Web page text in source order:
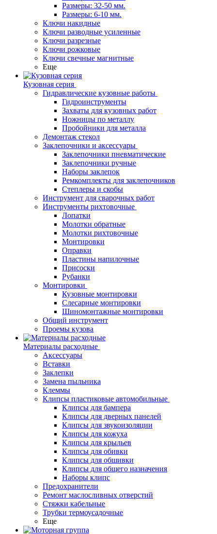
Размеры: 32-50 мм.
Размеры: 6-10 мм.
Ключи накидные
Ключи разводные усиленные
Ключи разрезные
Ключи рожковые
Ключи свечные магнитные
Еще
Кузовная серия
Гидравлические кузовные работы
Гидроинструменты
Захваты для кузовных работ
Ножницы по металлу
Пробойники для металла
Демонтаж стекол
Заклепочники и аксессуары
Заклепочники пневматические
Заклепочники ручные
Наборы заклепок
Ремкомплекты для заклепочников
Степлеры и скобы
Инструмент для сварочных работ
Инструменты рихтовочные
Лопатки
Молотки обратные
Молотки рихтовочные
Монтировки
Оправки
Пластины напилочные
Присоски
Рубанки
Монтировки
Кузовные монтировки
Слесарные монтировки
Шиномонтажные монтировки
Общий инструмент
Проемы кузова
Материалы расходные
Аксессуары
Вставки
Заклепки
Замена пыльника
Клеммы
Клипсы пластиковые автомобильные
Клипсы для бампера
Клипсы для дверных панелей
Клипсы для звукоизоляции
Клипсы для кожуха
Клипсы для крыльев
Клипсы для обивки
Клипсы для обшивки
Клипсы для общего назначения
Наборы клипс
Предохранители
Ремонт маслосливных отверстий
Стяжки кабельные
Трубки термоусадочные
Еще